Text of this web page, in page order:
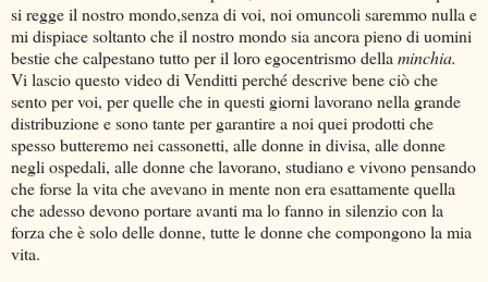
si regge il nostro mondo,senza di voi, noi omuncoli saremmo nulla e
mi dispiace soltanto che il nostro mondo sia ancora pieno di uomini
bestie che calpestano tutto per il loro egocentrismo della minchia.
Vi lascio questo video di Venditti perché descrive bene ciò che
sento per voi, per quelle che in questi giorni lavorano nella grande
distribuzione e sono tante per garantire a noi quei prodotti che
spesso butteremo nei cassonetti, alle donne in divisa, alle donne
negli ospedali, alle donne che lavorano, studiano e vivono pensando
che forse la vita che avevano in mente non era esattamente quella
che adesso devono portare avanti ma lo fanno in silenzio con la
forza che è solo delle donne, tutte le donne che compongono la mia
vita.